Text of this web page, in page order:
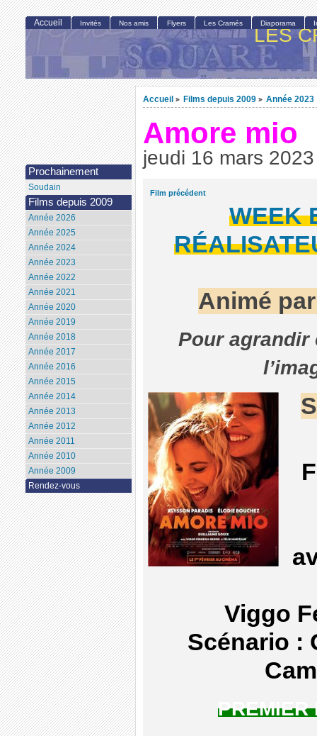
LES
Accueil > Films depuis 2009 > Année 2023
Amore mio
jeudi 16 mars 2023
Film précédent
WEEK
Animé
Pour
Viggo
Scénario :
PREMIER
Accueil Invités Nos amis Flyers Les Cramés Diaporama
Prochainement
Soudain
Films depuis 2009
Année 2026
Année 2025
Année 2024
Année 2023
Année 2022
Année 2021
Année 2020
Année 2019
Année 2018
Année 2017
Année 2016
Année 2015
Année 2014
Année 2013
Année 2012
Année 2011
Année 2010
Année 2009
Rendez-vous